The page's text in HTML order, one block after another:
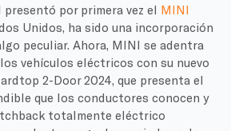
presentó por primera vez el MINI
Unidos, ha sido una incorporación
peculiar. Ahora, MINI se adentra
vehículos eléctricos con su nuevo
2-Door 2024, que presenta el
que los conductores conocen y
totalmente eléctrico